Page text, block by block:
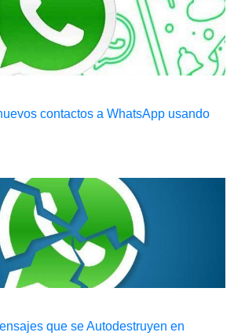
contactos a WhatsApp usando
que se Autodestruyen en